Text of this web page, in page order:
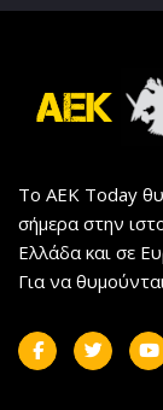
Το AEK Today
σήμερα στην
Ελλάδα και σε
Για να